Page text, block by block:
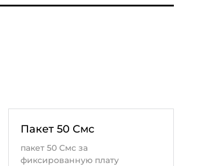
Пакет 50 Смс
пакет 50 Смс за
фиксированную плату